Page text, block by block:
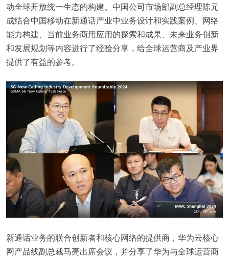
动全球开放统一生态的构建。中国公司市场部副总经理陈元
成结合中国移动在新通话产业中业务设计和实践案例、网络
能力构建、当前业务商用应用的探索和成果、未来业务创新
和发展规划等内容进行了经验分享，给全球运营商及产业界
提供了有益的参考。
新通话业务的联合创新者和核心网络的提供商，华为云核心
网产品线副总裁马亮出席会议，并分享了华为与全球运营商